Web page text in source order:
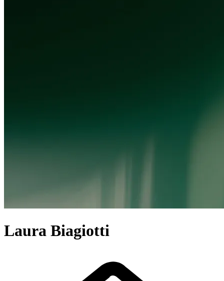
Laura Biagiotti